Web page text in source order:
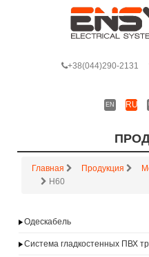
+38(044)290-2131
RU
EN
Главная Продукция
H60
Одескабель
Система гладкостенных ПВХ